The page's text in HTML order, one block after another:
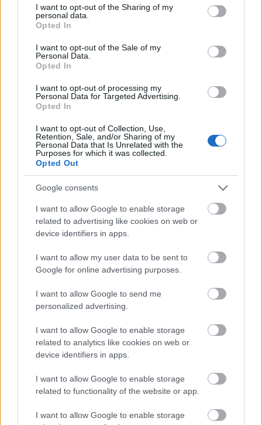
not limited to your visit or usage behaviour. You may click to
grant or deny consent to Google and its third-party tags to
use your data for below specified purposes in below Google
consent section.
I want to opt-out of the Sharing of my
personal data.
Opted In
I want to opt-out of the Sale of my
Personal Data.
Opted In
I want to opt-out of processing my
Personal Data for Targeted Advertising.
Opted In
I want to opt-out of Collection, Use,
Retention, Sale, and/or Sharing of my
Personal Data that Is Unrelated with the
Purposes for which it was collected.
Opted Out
Google consents
I want to allow Google to enable storage
related to advertising like cookies on web or
device identifiers in apps.
I want to allow my user data to be sent to
Google for online advertising purposes.
I want to allow Google to send me
personalized advertising.
I want to allow Google to enable storage
related to analytics like cookies on web or
device identifiers in apps.
I want to allow Google to enable storage
related to functionality of the website or app.
I want to allow Google to enable storage
épületét és az ott folyó életet mutatják be.
A közlemény szerint a királyi váró
felújításának összköltsége több mint 342
millió forint, ebből 291 millió forint a
támogatás, amelyet az önkormányzat az
EGT/Norvég Finanszírozási Mechanizmusok
(Norvég Alap) pályázatán nyert el. A város
több mint 2 millió eurót nyert, a pénzből a
királyi váró mellett megújul a gödöllői
Alsópark egy része, megtörténik az Erzsébet
park helyreállítása és a Grassalkovich-
filagória rekonstrukciója is.
Forrás: MTI
Építészet Gödöllő Lavór Rekonstrukció
ELSTARTOLT A MŰVÉSZETEK VÖLGYE